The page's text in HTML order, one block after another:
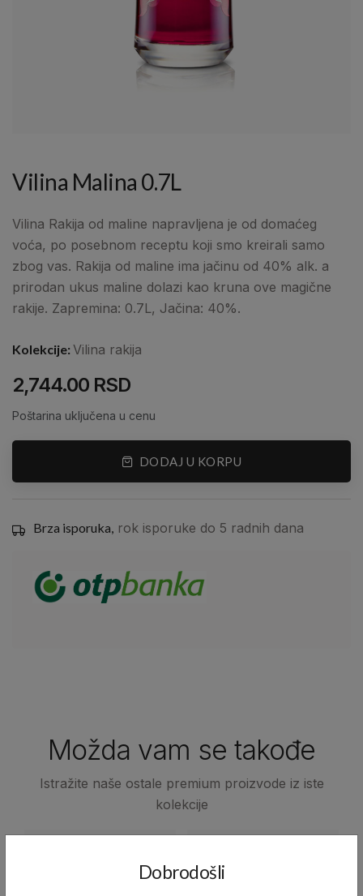
Vilina Malina 0.7L
Vilina Rakija od maline napravljena je od domaćeg
voća, po posebnom receptu koji smo kreirali samo
zbog vas. Rakija od maline ima jačinu od 40% alk. a
prirodan ukus maline dolazi kao kruna ove magične
rakije. Zapremina: 0.7L, Jačina: 40%.
Kolekcije: Vilina rakija
2,744.00 RSD
Poštarina uključena u cenu
DODAJ U KORPU
Brza isporuka, rok isporuke do 5 radnih dana
Možda vam se takođe
Istražite naše ostale premium proizvode iz iste
kolekcije
Dobrodošli